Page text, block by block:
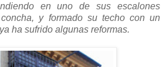
en uno de sus escalones
y formado su techo con un
ha sufrido algunas reformas.